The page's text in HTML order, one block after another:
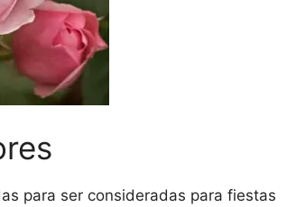
para ser consideradas para fiestas